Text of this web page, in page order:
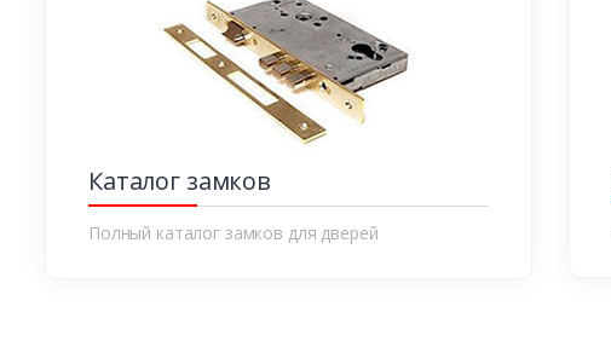
Каталог замков
Полный каталог замков для дверей